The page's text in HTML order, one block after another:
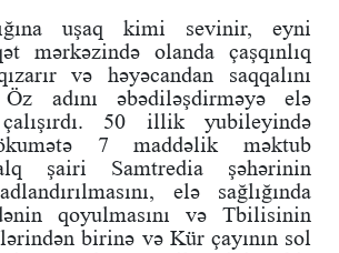
uşaq kimi sevinir, eyni
mərkəzində olanda çaşqınlıq
və həyəcandan saqqalını
adını əbədiləşdirməyə elə
çalışırdı. 50 illik yubileyində
7 maddəlik məktub
şairi Samtredia şəhərinin
elə sağlığında
qoyulmasını və Tbilisinin
birinə və Kür çayının sol